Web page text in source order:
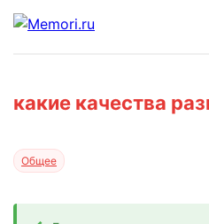
какие качества
Общее